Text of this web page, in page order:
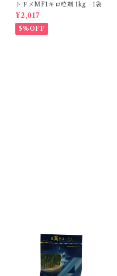
トドメMF1キロ粒剤 1kg 1袋
¥2,017
5%OFF